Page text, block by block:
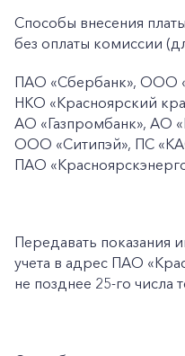
Способы внесения
без оплаты комиссии
ПАО «Сбербанк», ООО
НКО «Красноярский
АО «Газпромбанк», АО
ООО «Ситипэй», ПС
ПАО
Передавать показания
учета в адрес ПАО
не позднее 25-го числа